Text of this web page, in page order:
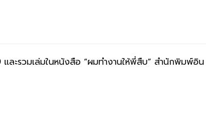
และรวมเล่มในหนังสือ “ผมทำงานให้พี่สืบ” สำนักพิมพ์อิน